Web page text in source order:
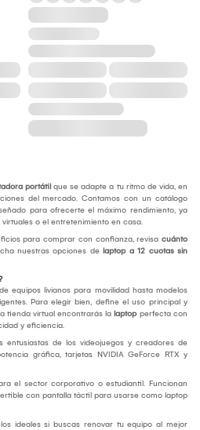
portátil que se adapte a tu ritmo de vida, en
del mercado. Contamos con un catálogo
para ofrecerte el máximo rendimiento, ya
o el entretenimiento en casa.
para comprar con confianza, revisa cuánto
nuestras opciones de laptop a 12 cuotas sin
equipos livianos para movilidad hasta modelos
Para elegir bien, define el uso principal y
tienda virtual encontrarás la laptopperfecta con
y eficiencia.
entusiastas de los videojuegos y creadores de
gráfica, tarjetas NVIDIA GeForce RTX y
el sector corporativo o estudiantil. Funcionan
con pantalla táctil para usarse como laptop
ideales si buscas renovar tu equipo al mejor